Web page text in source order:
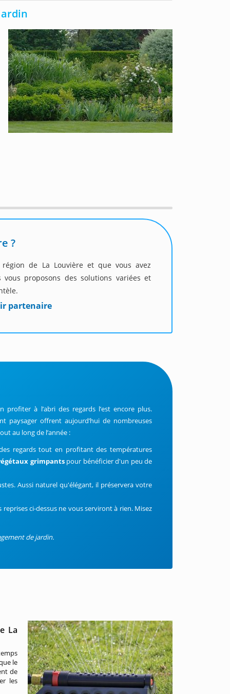
?
de La Louvière et que vous avez
vous proposons des solutions variées et
partenaire
à l’abri des regards l’est encore plus.
paysager offrent aujourd’hui de nombreuses
au long de l’année :
regards tout en profitant des températures
grimpants pour bénéficier d'un peu de
Aussi naturel qu'élégant, il préservera votre
reprises ci-dessus ne vous serviront à rien. Misez
de jardin.
La
le
de
les